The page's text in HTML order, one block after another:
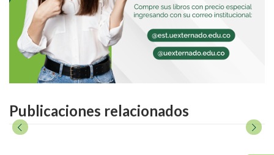
Publicaciones relacionados